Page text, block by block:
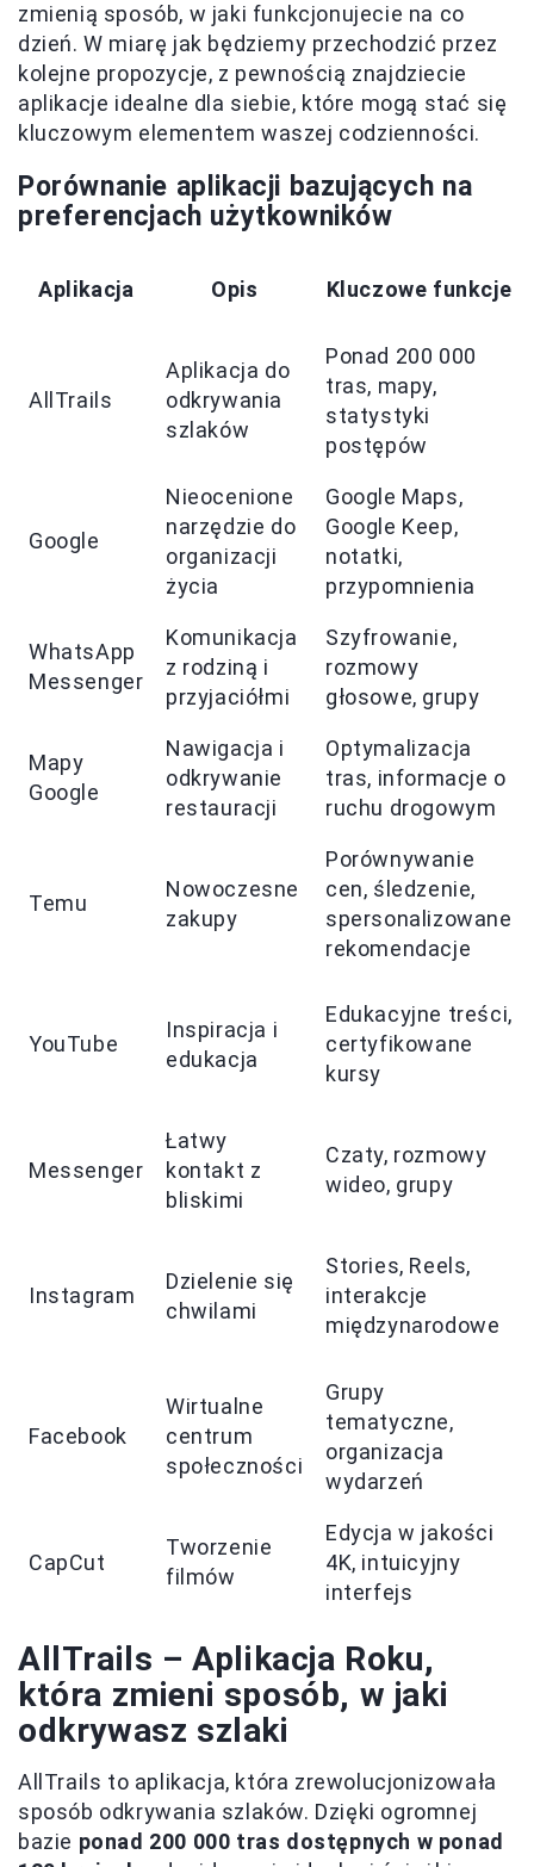
zmienią sposób, w jaki funkcjonujecie na co
dzień. W miarę jak będziemy przechodzić przez
kolejne propozycje, z pewnością znajdziecie
aplikacje idealne dla siebie, które mogą stać się
kluczowym elementem waszej codzienności.
Porównanie aplikacji bazujących na
preferencjach użytkowników
Aplikacja Opis Kluczowe funkcje
AllTrails
Aplikacja do
odkrywania
szlaków
Ponad 200 000
tras, mapy,
statystyki
postępów
Google
Nieocenione
narzędzie do
organizacji
życia
Google Maps,
Google Keep,
notatki,
przypomnienia
WhatsApp
Messenger
Komunikacja
z rodziną i
przyjaciółmi
Szyfrowanie,
rozmowy
głosowe, grupy
Mapy
Google
Nawigacja i
odkrywanie
restauracji
Optymalizacja
tras, informacje o
ruchu drogowym
Temu
Nowoczesne
zakupy
Porównywanie
cen, śledzenie,
spersonalizowane
rekomendacje
YouTube
Inspiracja i
edukacja
Edukacyjne treści,
certyfikowane
kursy
Messenger
Łatwy
kontakt z
bliskimi
Czaty, rozmowy
wideo, grupy
Instagram
Dzielenie się
chwilami
Stories, Reels,
interakcje
międzynarodowe
Facebook
Wirtualne
centrum
społeczności
Grupy
tematyczne,
organizacja
wydarzeń
CapCut
Tworzenie
filmów
Edycja w jakości
4K, intuicyjny
interfejs
AllTrails – Aplikacja Roku,
która zmieni sposób, w jaki
odkrywasz szlaki
AllTrails to aplikacja, która zrewolucjonizowała
sposób odkrywania szlaków. Dzięki ogromnej
bazie ponad 200 000 tras dostępnych w ponad